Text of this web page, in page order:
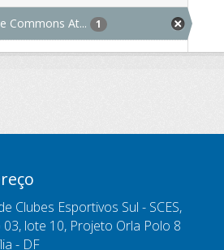
Commons At... 1
Clubes Esportivos Sul - SCES,
lote 10, Projeto Orla Polo 8
- DF